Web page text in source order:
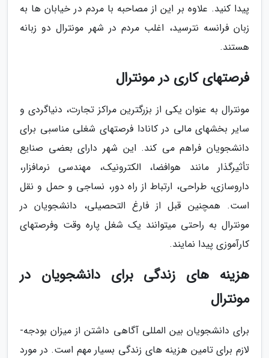
پیدا کنید. علاوه بر این از مصاحبه با مردم در خیابان ­ها به
زبان فرانسه نترسید، اغلب مردم در شهر مونترال دو زبانه
هستند.
فرصت­های کاری در مونترال
مونترال به عنوان یکی از بزرگترین مراکز تجارت، دنیاگردی و
سایر بخش­های مالی در کانادا فرصت­های شغلی مناسبی برای
دانشجویان فراهم می­ کند. این شهر دارای بعضی صنایع
تأثیرگذار مانند هوافضا، الکترونیک، مهندسی نرم­افزار،
داروسازی، طراحی، ارتباط از راه دور، نساجی و حمل و نقل
است. همچنین قبل از فارغ ­التحصیلی، دانشجویان در
مونترال به راحتی می­توانند یک شغل پاره­ وقت وفرصت­های
کارآموزی پیدا نمایند.
هزینه­ های زندگی برای دانشجویان در
مونترال
برای دانشجویان بین­ المللی آگاهی داشتن از میزان بودجه­
لازم برای تامین هزینه ­های زندگی بسیار مهم است. در مورد